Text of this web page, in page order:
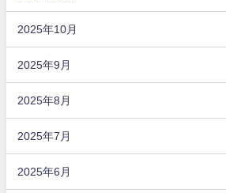
2025年10月
2025年9月
2025年8月
2025年7月
2025年6月